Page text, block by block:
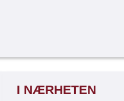
I NÆRHETEN